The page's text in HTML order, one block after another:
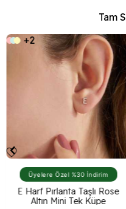
Tam
+2
Üyelere Özel %30 İndirim
E Harf Pırlanta Taşlı Rose
Altın Mini Tek Küpe